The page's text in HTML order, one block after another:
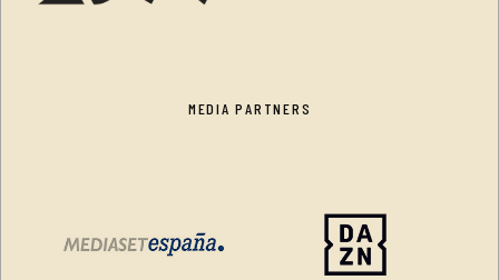
MEDIA PARTNERS